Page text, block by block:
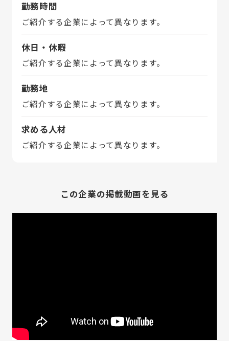
勤務時間
ご紹介する企業によって異なります。
休日・休暇
ご紹介する企業によって異なります。
勤務地
ご紹介する企業によって異なります。
求める人材
ご紹介する企業によって異なります。
この企業の掲載動画を見る